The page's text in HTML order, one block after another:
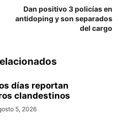
Dan positivo 3 policías en
antidoping y son separados
del cargo
días reportan
clandestinos
5, 2026